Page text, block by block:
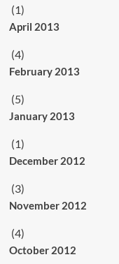
(1)
April 2013
(4)
February 2013
(5)
January 2013
(1)
December 2012
(3)
November 2012
(4)
October 2012